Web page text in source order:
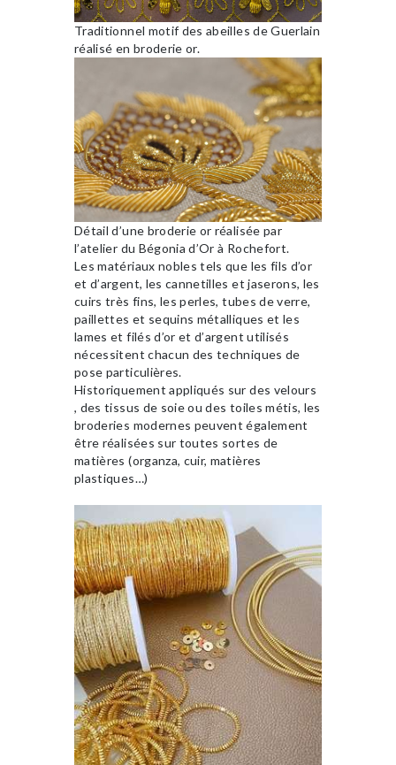
Traditionnel motif des abeilles de Guerlain
réalisé en broderie or.
Détail d’une broderie or réalisée par
l’atelier du Bégonia d’Or à Rochefort.
Les matériaux nobles tels que les fils d’or
et d’argent, les cannetilles et jaserons, les
cuirs très fins, les perles, tubes de verre,
paillettes et sequins métalliques et les
lames et filés d’or et d’argent utilisés
nécessitent chacun des techniques de
pose particulières.
Historiquement appliqués sur des velours
, des tissus de soie ou des toiles métis, les
broderies modernes peuvent également
être réalisées sur toutes sortes de
matières (organza, cuir, matières
plastiques…)